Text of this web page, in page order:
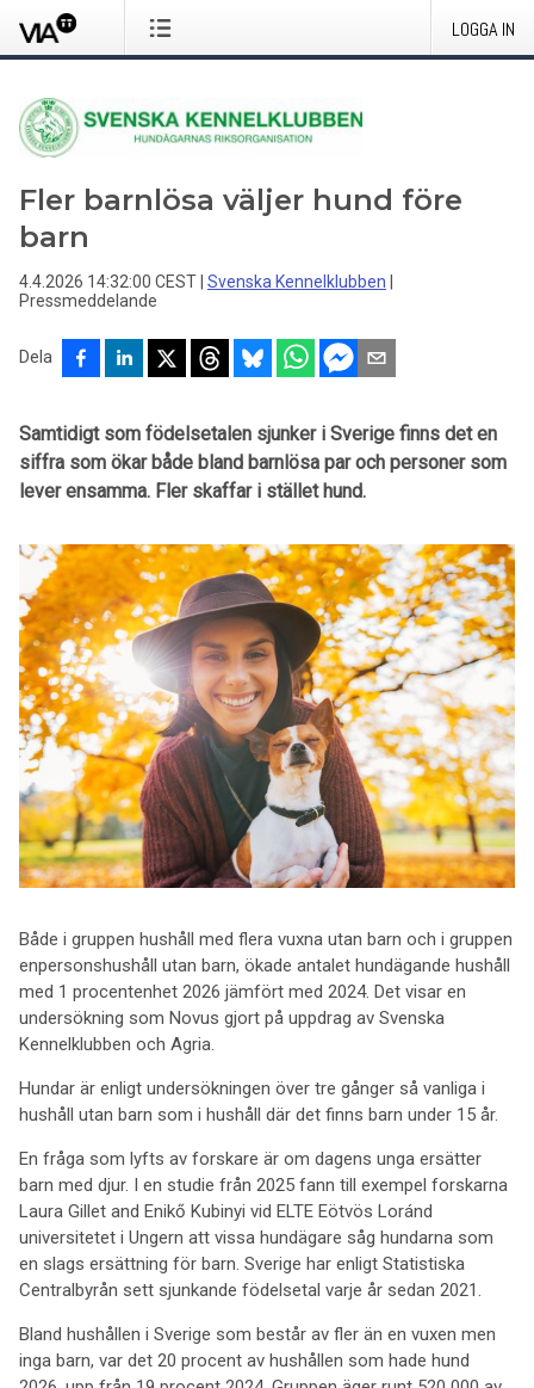
LOGGA IN
Fler barnlösa väljer hund före
barn
4.4.2026 14:32:00 CEST Svenska Kennelklubben
Pressmeddelande
Dela
Samtidigt som födelsetalen sjunker i Sverige finns det en
siffra som ökar både bland barnlösa par och personer som
lever ensamma. Fler skaffar i stället hund.
Både i gruppen hushåll med flera vuxna utan barn och i gruppen
enpersonshushåll utan barn, ökade antalet hundägande hushåll
med 1 procentenhet 2026 jämfört med 2024. Det visar en
undersökning som Novus gjort på uppdrag av Svenska
Kennelklubben och Agria.
Hundar är enligt undersökningen över tre gånger så vanliga i
hushåll utan barn som i hushåll där det finns barn under 15 år.
En fråga som lyfts av forskare är om dagens unga ersätter
barn med djur. I en studie från 2025 fann till exempel forskarna
Laura Gillet and Enikő Kubinyi vid ELTE Eötvös Loránd
universitetet i Ungern att vissa hundägare såg hundarna som
en slags ersättning för barn. Sverige har enligt Statistiska
Centralbyrån sett sjunkande födelsetal varje år sedan 2021.
Bland hushållen i Sverige som består av fler än en vuxen men
inga barn, var det 20 procent av hushållen som hade hund